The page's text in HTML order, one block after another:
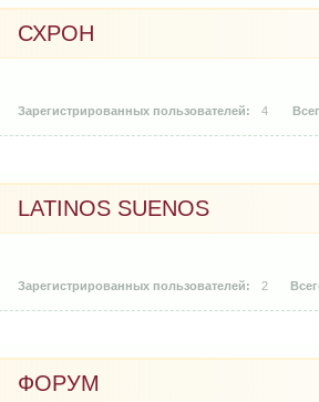
СХРОН
4
LATINOS SUENOS
2
ФОРУМ